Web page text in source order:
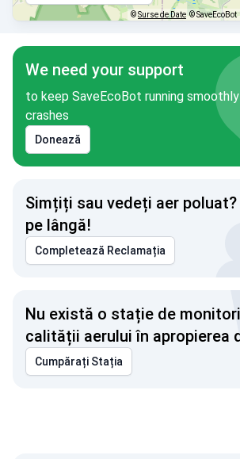
©Surse de Date © SaveEcoBot
We need your support
to keep SaveEcoBot running
crashes
Donează
Simțiți sau vedeți aer
pe lângă!
Completează Reclamația
Nu există o stație de
calității aerului în apropierea
Cumpărați Stația